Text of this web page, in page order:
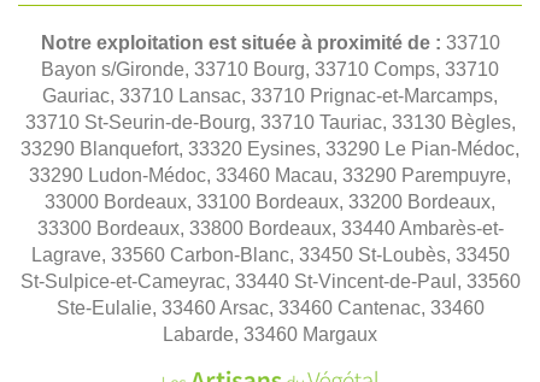
Notre exploitation est située à proximité de : 33710
Bayon s/Gironde, 33710 Bourg, 33710 Comps, 33710
Gauriac, 33710 Lansac, 33710 Prignac-et-Marcamps,
33710 St-Seurin-de-Bourg, 33710 Tauriac, 33130 Bègles,
33290 Blanquefort, 33320 Eysines, 33290 Le Pian-Médoc,
33290 Ludon-Médoc, 33460 Macau, 33290 Parempuyre,
33000 Bordeaux, 33100 Bordeaux, 33200 Bordeaux,
33300 Bordeaux, 33800 Bordeaux, 33440 Ambarès-et-
Lagrave, 33560 Carbon-Blanc, 33450 St-Loubès, 33450
St-Sulpice-et-Cameyrac, 33440 St-Vincent-de-Paul, 33560
Ste-Eulalie, 33460 Arsac, 33460 Cantenac, 33460
Labarde, 33460 Margaux